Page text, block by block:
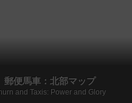
郵便馬車：北部マップ
and Taxis: Power and Glory